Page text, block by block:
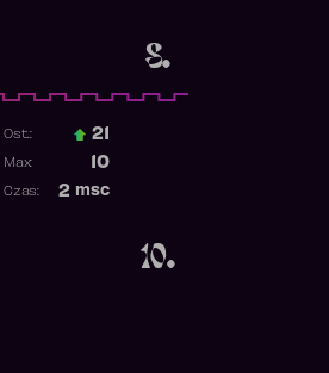
8.
10.
Ost.: 21
10
Max:
2 msc
Czas: